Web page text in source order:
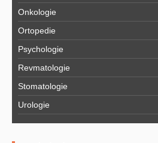
Onkologie
Ortopedie
Psychologie
Revmatologie
Stomatologie
Urologie